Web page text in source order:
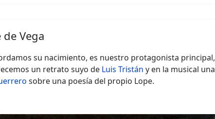
Vega
su nacimiento, es nuestro protagonista principal,
un retrato suyo de Luis Tristán y en la musical una
sobre una poesía del propio Lope.